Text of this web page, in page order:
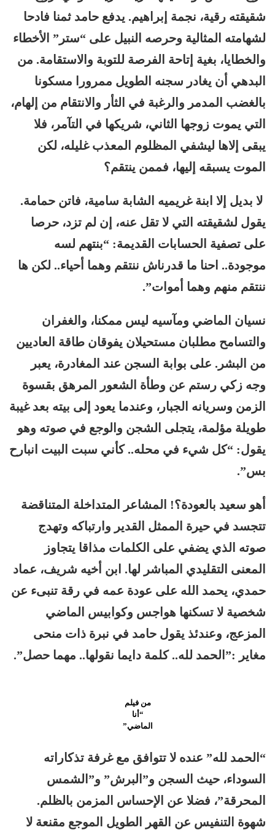
شقيقته رقية، نجمة إبراهيم. يدفع حامد ثمنا فادحا
لشهامته المثالية وحرصه النبيل على “ستر” الأخطاء
والخطايا، بغية إتاحة الفرصة للتوبة والاستقامة. من
البدهي أن يغادر سجنه الطويل ممرورا مسكونا
بالغضب المدمر والرغبة في الثأر والانتقام من إلهام،
التي يموت زوجها الثاني، شريكها في التآمر، فلا
يبقى إلاها ليشفي المظلوم المعذب غليله، لكن
الموت يسبقه إليها، فممن ينتقم؟
لا بديل إلا ابنة غريميه الشابة سامية، فاتن حمامة.
يقول لشقيقته التي لا تقل عنه، إن لم تزد، حرصا
على تصفية الحسابات القديمة: “بنتهم لسه
موجودة.. احنا ما قدرناش ننتقم وهما أحياء.. لكن ها
ننتقم منهم وهما أموات”.
نسيان الماضي ومآسيه ليس ممكنا، والغفران
والتسامح مطلبان مستحيلان يفوقان طاقة العاديين
من البشر. على بوابة السجن عند المغادرة، يعبر
وجه زكي رستم عن وطأة الشعور المرهق بقسوة
الزمن وسريانه الجبار، وعندما يعود إلى بيته بعد غيبة
طويلة مؤلمة، يتجلى الشجن والوجع في صوته وهو
يقول: “كل شيء في محله.. كأني سبت البيت انبارح
بس”.
أهو سعيد بالعودة؟! المشاعر المتداخلة المتناقضة
تتجسد في حيرة الممثل القدير وارتباكه وتهدج
صوته الذي يضفي على الكلمات مذاقا يتجاوز
المعنى التقليدي المباشر لها. ابن أخيه شريف، عماد
حمدي، يحمد الله على عودة عمه في رقة تنبىء عن
شخصية لا تسكنها هواجس وكوابيس الماضي
المزعج، وعندئذ يقول حامد في نبرة ذات منحى
مغاير :”الحمد لله.. كلمة دايما نقولها.. مهما حصل”.
من فيلم
“أنا
الماضي”
“الحمد لله” عنده لا تتوافق مع غرفة تذكاراته
السوداء، حيث السجن و”البرش” و”الشمس
المحرقة”، فضلا عن الإحساس المزمن بالظلم.
شهوة التنفيس عن القهر الطويل الموجع مقنعة لا